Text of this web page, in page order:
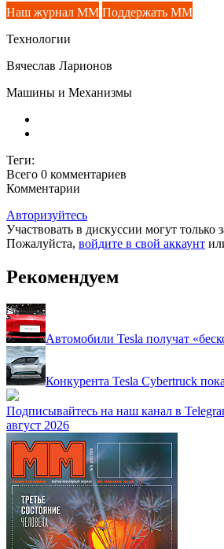
Наш журнал ММ Поддержать ММ
Технологии
Вячеслав Ларионов
Машины и Механизмы
Теги:
Всего 0 комментариев
Комментарии
Авторизуйтесь
Участвовать в дискуссии могут только
Пожалуйста, войдите в свой аккаунт
Рекомендуем
Автомобили Tesla получат
Конкурента Tesla Cybertruck
Подписывайтесь на наш канал в
август 2026